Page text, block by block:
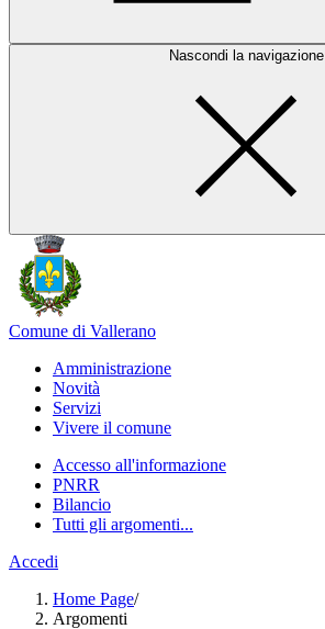
Nascondi la navigazione
Comune di Vallerano
Amministrazione
Novità
Servizi
Vivere il comune
Accesso all'informazione
PNRR
Bilancio
Tutti gli argomenti...
Accedi
Home Page/
Argomenti